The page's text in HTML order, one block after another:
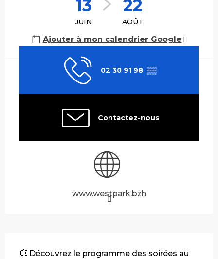
13
JUIN
22
AOÛT
Ajouter à mon calendrier Google
02 30 91 98 ▒▒
Contactez-nous
www.westpark.bzh
💥 Découvrez le programme des soirées au